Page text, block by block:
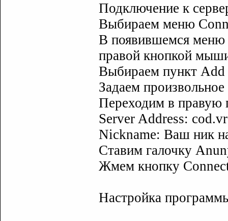
Подключение к
Выбираем меню
В появившемся меню
правой кнопкой
Выбираем пункт Add
Задаем
Переходим в правую
Server Address:
Nickname: Ваш ник
Ставим галочку
Жмем кнопку
Настройка